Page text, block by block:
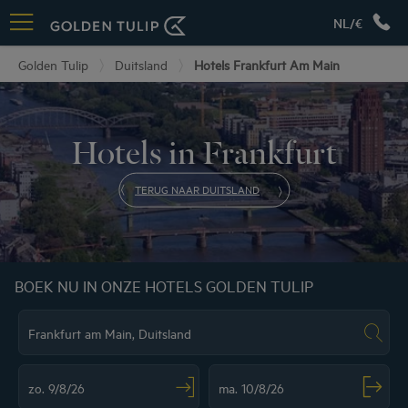
NL/€
Golden Tulip Duitsland Hotels Frankfurt Am Main
Hotels in Frankfurt
TERUG NAAR DUITSLAND
BOEK NU IN ONZE HOTELS GOLDEN TULIP